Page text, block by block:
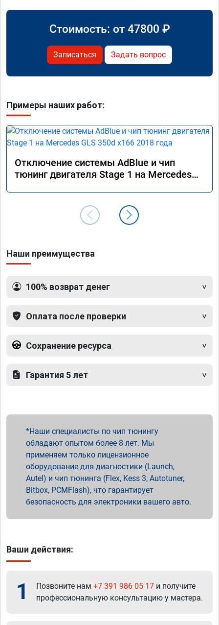
Стоимость: от 47800 ₽
Записаться Задать вопрос
Примеры наших работ:
Отключение системы AdBlue и чип
тюнинг двигателя Stage 1 на Mercedes
Наши преимущества
100% возврат денег
Оплата после проверки
Сохранение ресурса
Гарантия 5 лет
Наши специалисты по чип тюнингу
обладают опытом более 8 лет. Мы
применяем только лицензионное
оборудование для диагностики (Launch,
Autel) и чип тюнинга (Flex, Kess 3, Autotuner,
Bitbox, PCMFlash), что гарантирует
безопасность для электроники вашего авто.
Ваши действия:
1 Позвоните нам +7 391 986 05 17 и получите
профессиональную консультацию у мастера.